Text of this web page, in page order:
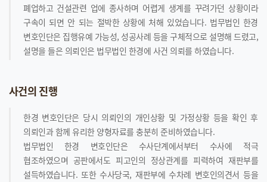
폐업하고 건설관련 업에 종사하며 어렵게 생계를 꾸려가던 상황이라
구속이 되면 안 되는 절박한 상황에 처해 있었습니다. 법무법인 한경
변호인단은 집행유예 가능성, 성공사례 등을 구체적으로 설명해 드렸고,
설명을 들은 의뢰인은 법무법인 한경에 사건 의뢰를 하였습니다.
사건의 진행
한경 변호인단은 당시 의뢰인의 개인상황 및 가정상황 등을 확인 후
의뢰인과 함께 유리한 양형자료를 충분히 준비하였습니다.
법무법인 한경 변호인단은 수사단계에서부터 수사에 적극
협조하였으며 공판에서도 피고인의 정상관계를 피력하여 재판부를
설득하였습니다. 또한 수사당국, 재판부에 수차례 변호인의견서 등을